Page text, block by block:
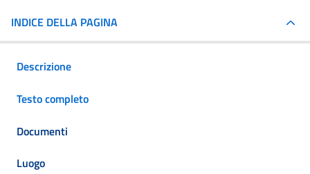
INDICE DELLA PAGINA
Descrizione
Testo completo
Documenti
Luogo